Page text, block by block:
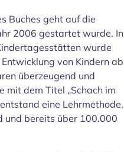
Buches geht auf die
2006 gestartet wurde. In
wurde
von Kindern ab
überzeugend und
mit dem Titel „Schach im
eine Lehrmethode,
und bereits über 100.000